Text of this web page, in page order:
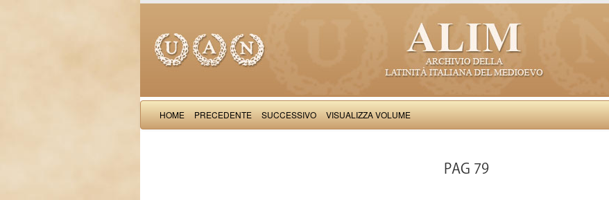
HOME PRECEDENTE SUCCESSIVO VISUALIZZA VOLUME
PAG 79